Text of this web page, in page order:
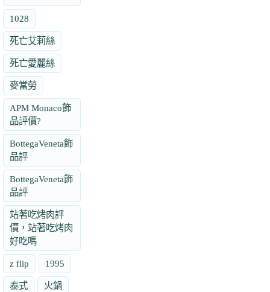
1028
死亡艾莉絲
死亡愛麗絲
麥當勞
APM Monaco飾
品評價?
BottegaVeneta飾
品評
BottegaVeneta飾
品評
站著吃烤肉評
價，站著吃烤肉
好吃嗎
z flip 1995
泰式 火鍋